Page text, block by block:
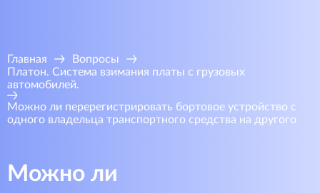
Главная
Вопросы
Платон. Система взимания платы с грузовых
автомобилей.
Можно ли перерегистрировать бортовое устройство с
одного владельца транспортного средства на другого
Можно ли